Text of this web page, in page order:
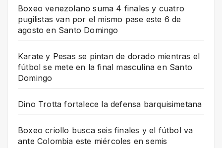
Boxeo venezolano suma 4 finales y cuatro
pugilistas van por el mismo pase este 6 de
agosto en Santo Domingo
Karate y Pesas se pintan de dorado mientras el
fútbol se mete en la final masculina en Santo
Domingo
Dino Trotta fortalece la defensa barquisimetana
Boxeo criollo busca seis finales y el fútbol va
ante Colombia este miércoles en semis